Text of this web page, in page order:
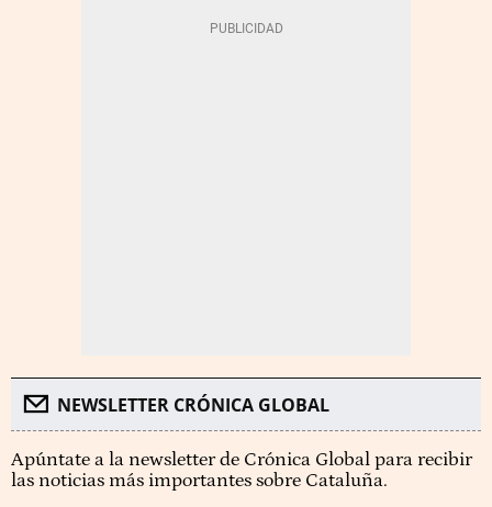
NEWSLETTER CRÓNICA GLOBAL
Apúntate a la newsletter de Crónica Global para recibir
las noticias más importantes sobre Cataluña.